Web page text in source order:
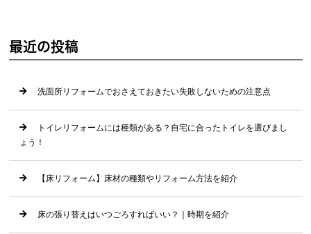
最近の投稿
洗面所リフォームでおさえておきたい失敗しないための注意点
トイレリフォームには種類がある？自宅に合ったトイレを選びまし
ょう！
【床リフォーム】床材の種類やリフォーム方法を紹介
床の張り替えはいつごろすればいい？｜時期を紹介